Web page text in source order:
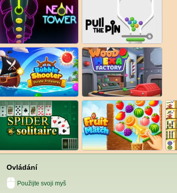
Ovládání
Použijte svoji myš